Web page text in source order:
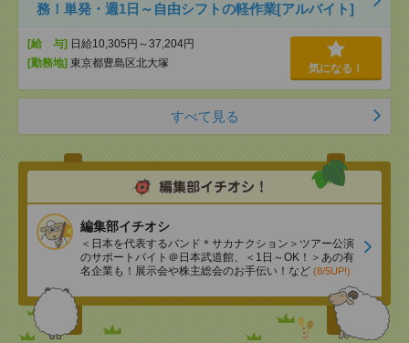
務！単発・週1日～自由シフトの軽作業[アルバイト]
[給 与] 日給10,305円～37,204円
[勤務地] 東京都豊島区北大塚 気になる！
すべて見る
編集部イチオシ
＜日本を代表するバンド＊サカナクション＞ツアー公演
のサポートバイト＠日本武道館、＜1日～OK！＞あの有
名企業も！展示会や株主総会のお手伝い！など (8/5UP!)